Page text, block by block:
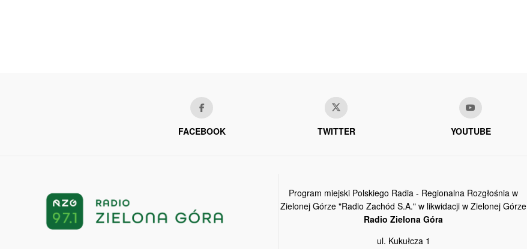
FACEBOOK TWITTER YOUTUBE
Program miejski Polskiego Radia - Regionalna Rozgłośnia w
Zielonej Górze "Radio Zachód S.A." w likwidacji w Zielonej Górze
Radio Zielona Góra
ul. Kukułcza 1